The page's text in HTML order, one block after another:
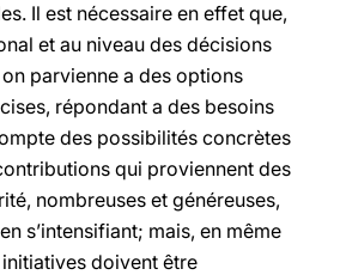
Il est nécessaire en effet que,
et au niveau des décisions
parvienne a des options
répondant a des besoins
des possibilités concrètes
qui proviennent des
nombreuses et généreuses,
s’intensifiant; mais, en même
doivent être